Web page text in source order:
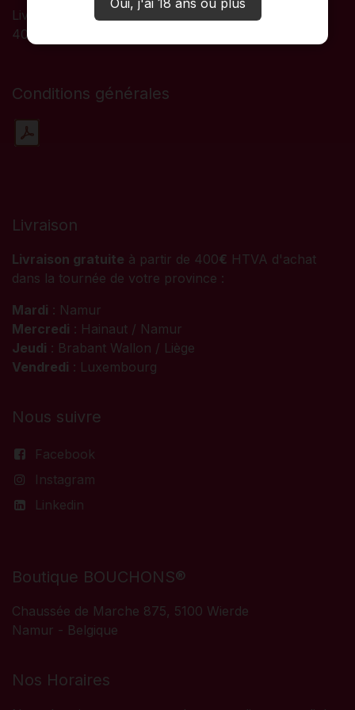
Oui, j'ai 18 ans ou plus
Livraison en dehors des tournées ou de moins de
400€ HTVA : frais de port en sus
Conditions générales
Livraison
Livraison gratuite à partir de 400€ HTVA d'achat
dans la tournée de votre province :
Mardi : Namur
Mercredi : Hainaut / Namur
Jeudi : Brabant Wallon / Liège
Vendredi : Luxembourg
Nous suivre
Facebook
Instagram
Linkedin
Boutique BOUCHONS®
Chaussée de Marche 875, 5100 Wierde
Namur - Belgique
Nos Horaires